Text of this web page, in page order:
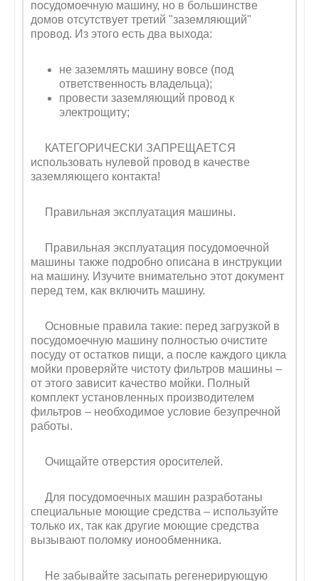
посудомоечную машину, но в большинстве
домов отсутствует третий "заземляющий"
провод. Из этого есть два выхода:
не заземлять машину вовсе (под
ответственность владельца);
провести заземляющий провод к
электрощиту;
КАТЕГОРИЧЕСКИ ЗАПРЕЩАЕТСЯ
использовать нулевой провод в качестве
заземляющего контакта!
Правильная эксплуатация машины.
Правильная эксплуатация посудомоечной
машины также подробно описана в инструкции
на машину. Изучите внимательно этот документ
перед тем, как включить машину.
Основные правила такие: перед загрузкой в
посудомоечную машину полностью очистите
посуду от остатков пищи, а после каждого цикла
мойки проверяйте чистоту фильтров машины –
от этого зависит качество мойки. Полный
комплект установленных производителем
фильтров – необходимое условие безупречной
работы.
Очищайте отверстия оросителей.
Для посудомоечных машин разработаны
специальные моющие средства – используйте
только их, так как другие моющие средства
вызывают поломку ионообменника.
Не забывайте засыпать регенерирующую